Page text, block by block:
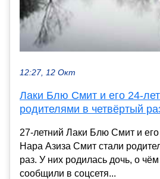
12:27, 12 Окт
Лаки Блю Смит и его 24-
родителями в четвёртый
27-летний Лаки Блю Смит и
Нара Азиза Смит стали
раз. У них родилась дочь, о
сообщили в соцсетя...